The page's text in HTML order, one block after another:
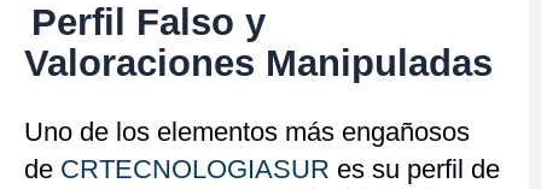
Perfil Falso y
Valoraciones Manipuladas
Uno de los elementos más engañosos
de CRTECNOLOGIASUR es su perfil de